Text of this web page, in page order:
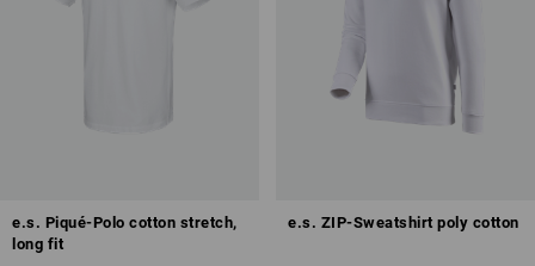
e.s. Piqué-Polo cotton stretch,
long fit
e.s. ZIP-Sweatshirt poly cotton